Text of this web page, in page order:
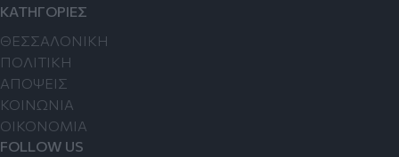
ΚΑΤΗΓΟΡΙΕΣ
ΘΕΣΣΑΛΟΝΙΚΗ
ΠΟΛΙΤΙΚΗ
ΑΠΟΨΕΙΣ
ΚΟΙΝΩΝΙΑ
ΟΙΚΟΝΟΜΙΑ
FOLLOW US